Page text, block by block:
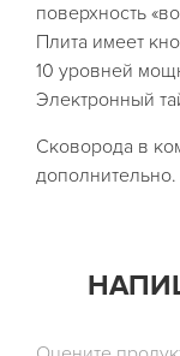
поверхность
Плита имеет
10 уровней
Электронный
Сковорода в
дополнительно.